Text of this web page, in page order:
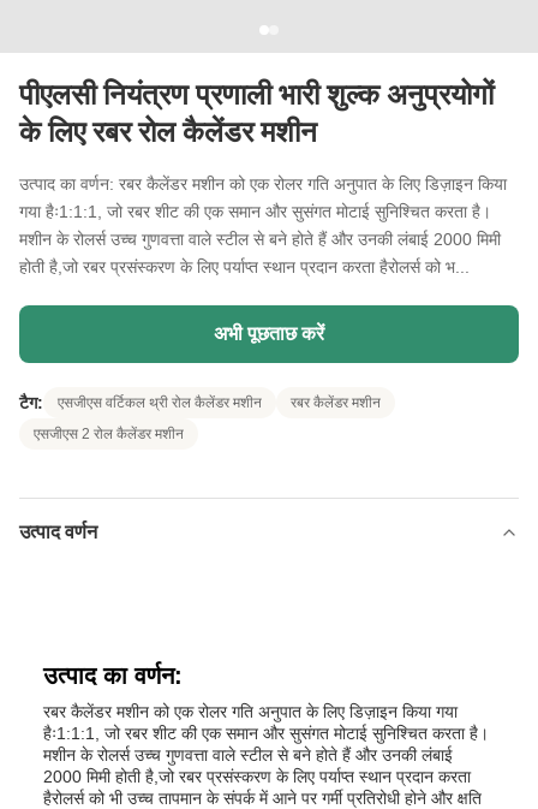
पीएलसी नियंत्रण प्रणाली भारी शुल्क अनुप्रयोगों
के लिए रबर रोल कैलेंडर मशीन
उत्पाद का वर्णन: रबर कैलेंडर मशीन को एक रोलर गति अनुपात के लिए डिज़ाइन किया
गया हैः1:1:1, जो रबर शीट की एक समान और सुसंगत मोटाई सुनिश्चित करता है।
मशीन के रोलर्स उच्च गुणवत्ता वाले स्टील से बने होते हैं और उनकी लंबाई 2000 मिमी
होती है,जो रबर प्रसंस्करण के लिए पर्याप्त स्थान प्रदान करता हैरोलर्स को भ...
अभी पूछताछ करें
टैग: एसजीएस वर्टिकल थ्री रोल कैलेंडर मशीन
रबर कैलेंडर मशीन
एसजीएस 2 रोल कैलेंडर मशीन
उत्पाद वर्णन
उत्पाद का वर्णन:
रबर कैलेंडर मशीन को एक रोलर गति अनुपात के लिए डिज़ाइन किया गया
हैः1:1:1, जो रबर शीट की एक समान और सुसंगत मोटाई सुनिश्चित करता है।
मशीन के रोलर्स उच्च गुणवत्ता वाले स्टील से बने होते हैं और उनकी लंबाई
2000 मिमी होती है,जो रबर प्रसंस्करण के लिए पर्याप्त स्थान प्रदान करता
हैरोलर्स को भी उच्च तापमान के संपर्क में आने पर गर्मी प्रतिरोधी होने और क्षति